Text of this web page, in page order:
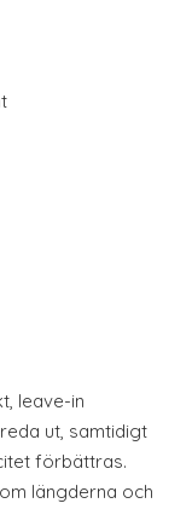
leave-in
ut, samtidigt
förbättras.
längderna och